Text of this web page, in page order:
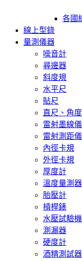
各國
線上型錄
量測儀器
噪音計
尋邊器
斜度規
水平尺
貼尺
直尺、角
雷射墨線儀
雷射測距儀
內徑卡規
外徑卡規
厚度計
溫度量測器
胎壓計
槓桿錶
水壓試驗機
測漏器
硬度計
酒精測試器